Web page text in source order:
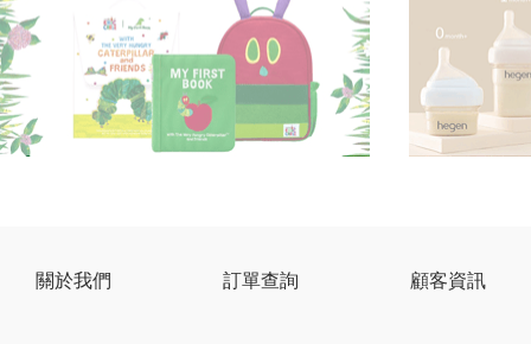
關於我們 訂單查詢 顧客資訊